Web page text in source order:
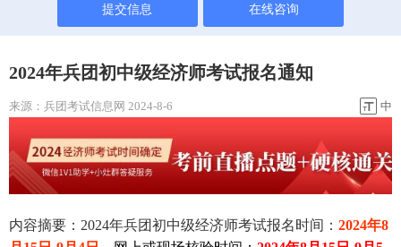
提交信息 在线咨询
2024年兵团初中级经济师考试报名通知
来源： 兵团考试信息网 2024-8-6 中
内容摘要：2024年兵团初中级经济师考试报名时间： 2024年8